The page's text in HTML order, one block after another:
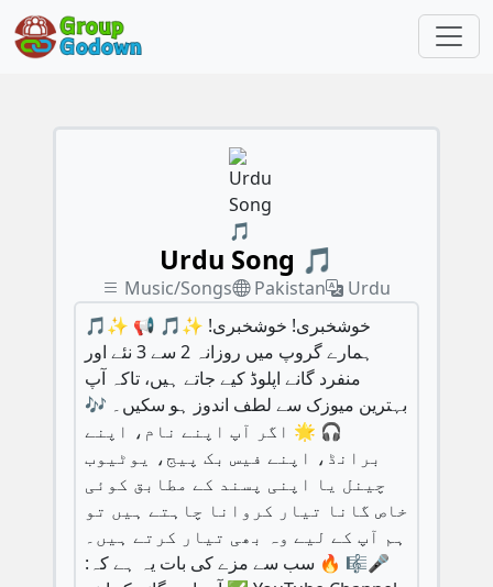
Urdu Song 🎵
Music/Songs Pakistan
Urdu
🎵✨ خوشخبری! خوشخبری! ✨🎵 📢
ہمارے گروپ میں روزانہ 2 سے 3 نئے اور
منفرد گانے اپلوڈ کیے جاتے ہیں، تاکہ آپ
بہترین میوزک سے لطف اندوز ہو سکیں۔ 🎶
🎧 🌟 اگر آپ اپنے نام، اپنے
برانڈ، اپنے فیس بک پیج، یوٹیوب
چینل یا اپنی پسند کے مطابق کوئی
خاص گانا تیار کروانا چاہتے ہیں تو
ہم آپ کے لیے وہ بھی تیار کرتے ہیں۔
🎤🎼 🔥 سب سے مزے کی بات یہ ہے کہ: